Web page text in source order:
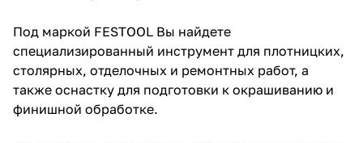
Под маркой FESTOOL Вы найдете
специализированный инструмент для плотницких,
столярных, отделочных и ремонтных работ, а
также оснастку для подготовки к окрашиванию и
финишной обработке.
Получайте товар
выбранный способом
Оставшиеся 75% будут
списыватьсяс вашей карты